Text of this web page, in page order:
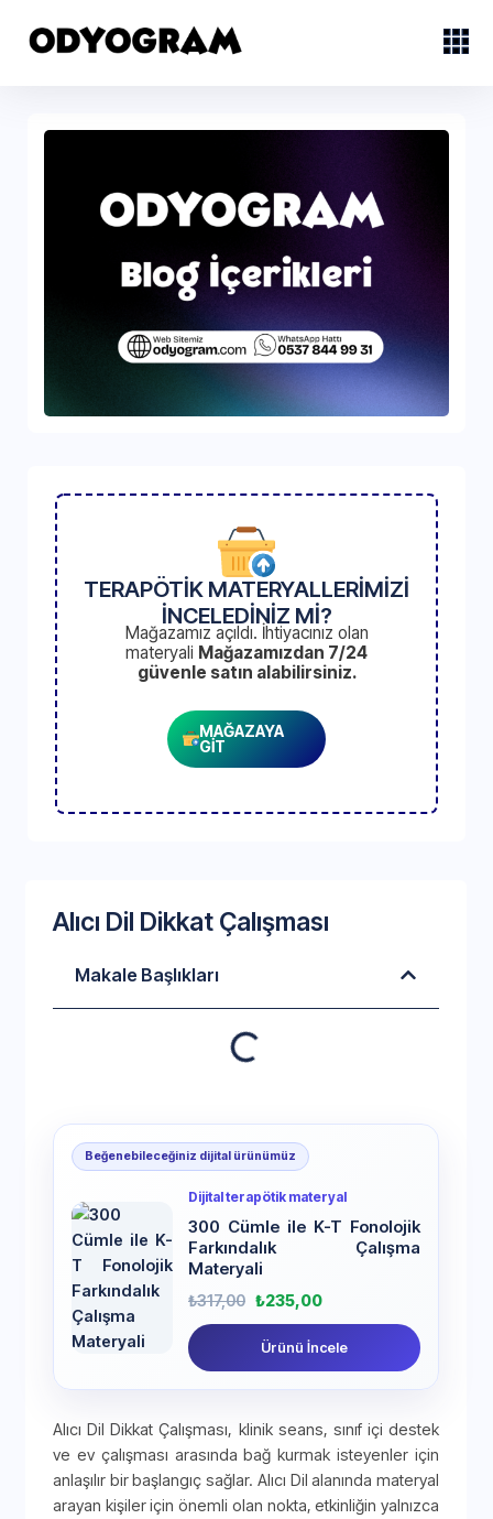
TERAPÖTİK MATERYALLERİMİZİ
İNCELEDİNİZ Mİ?
Mağazamız açıldı. İhtiyacınız olan
materyali Mağazamızdan 7/24
güvenle satın alabilirsiniz.
MAĞAZAYA
GİT
Alıcı Dil Dikkat Çalışması
Makale Başlıkları
Beğenebileceğiniz dijital ürünümüz
Dijital terapötik materyal
300 Cümle ile K-T Fonolojik
Farkındalık Çalışma
Materyali
₺317,00 ₺235,00
Ürünü İncele
Alıcı Dil Dikkat Çalışması, klinik seans, sınıf içi destek
ve ev çalışması arasında bağ kurmak isteyenler için
anlaşılır bir başlangıç sağlar. Alıcı Dil alanında materyal
arayan kişiler için önemli olan nokta, etkinliğin yalnızca